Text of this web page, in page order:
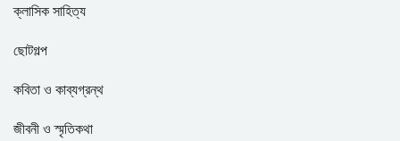
ক্লাসিক সাহিত্য
ছোটগল্প
কবিতা ও কাব্যগ্রন্থ
জীবনী ও স্মৃতিকথা